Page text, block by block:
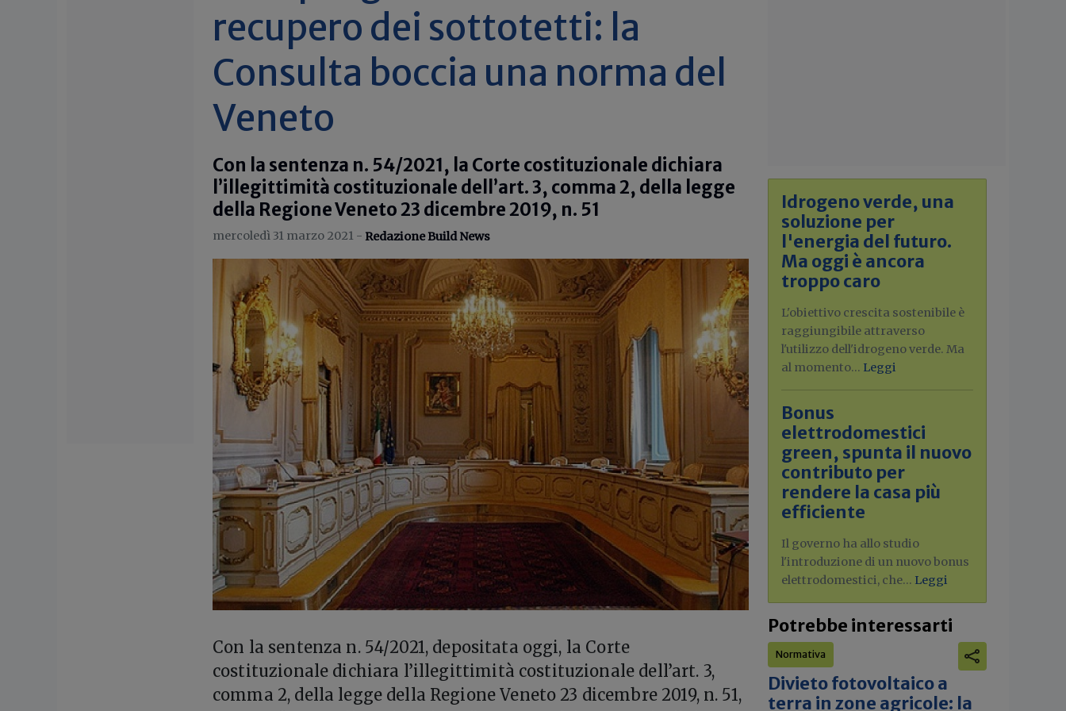
recupero dei sottotetti: la
Consulta boccia una norma del
Veneto
Con la sentenza n. 54/2021, la Corte costituzionale dichiara
l’illegittimità costituzionale dell’art. 3, comma 2, della legge
della Regione Veneto 23 dicembre 2019, n. 51
mercoledì 31 marzo 2021 - Redazione Build News
Con la sentenza n. 54/2021, depositata oggi, la Corte
costituzionale dichiara l’illegittimità costituzionale dell’art. 3,
comma 2, della legge della Regione Veneto 23 dicembre 2019, n. 51,
Idrogeno verde, una
soluzione per
l'energia del futuro.
Ma oggi è ancora
troppo caro
L'obiettivo crescita sostenibile è
raggiungibile attraverso
l'utilizzo dell'idrogeno verde. Ma
al momento... Leggi
Bonus
elettrodomestici
green, spunta il nuovo
contributo per
rendere la casa più
efficiente
Il governo ha allo studio
l'introduzione di un nuovo bonus
elettrodomestici, che... Leggi
Potrebbe interessarti
Normativa
Divieto fotovoltaico a
terra in zone agricole: la